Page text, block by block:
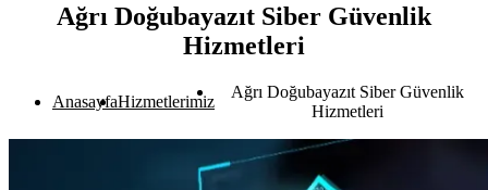
Ağrı Doğubayazıt Siber Güvenlik
Hizmetleri
AnasayfaHizmetlerimiz
Ağrı Doğubayazıt Siber Güvenlik
Hizmetleri